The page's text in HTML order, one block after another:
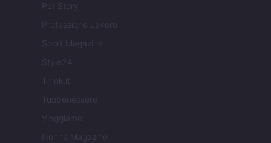
Pet Story
Professione Lavoro
Sport Magazine
Style24
Think.it
Tuobenessere
Viaggiamo
Nonne Magazine